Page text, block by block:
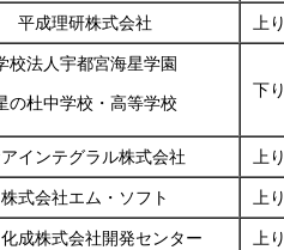
平成理研株式会社 上り
校法人宇都宮海星学園
の杜中学校・高等学校
下り
インテグラル株式会社 上り
株式会社エム・ソフト 上り
成株式会社開発センター 上り